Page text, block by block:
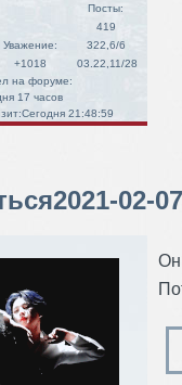
Уважение:
+1018
Посты:
419
322,6/6
03.22,11/28
на форуме:
17 часов
Сегодня 21:48:59
2021-02-
Он